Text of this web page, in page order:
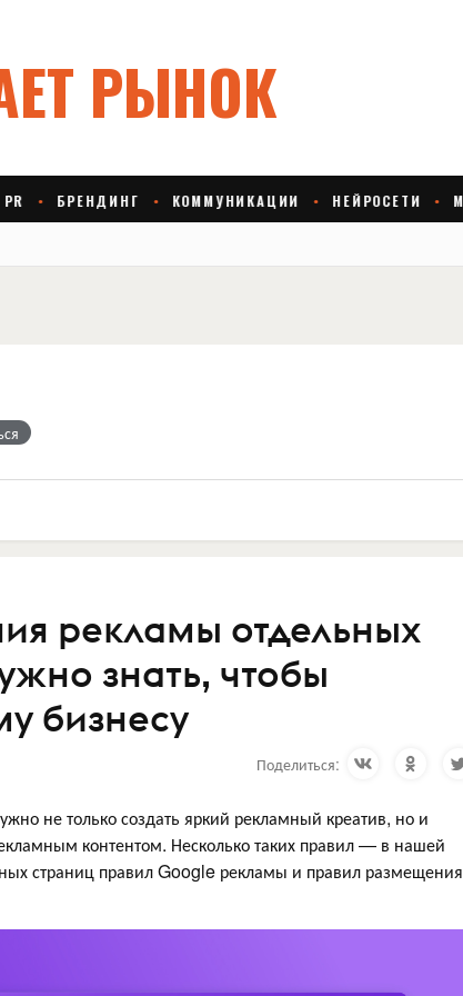
рекламы отдельных
знать, чтобы
бизнесу
Поделиться:
не только создать яркий рекламный креатив, но и
контентом. Несколько таких правил — в нашей
страниц правил Google рекламы и правил размещения